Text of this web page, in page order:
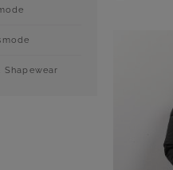
Shapewear